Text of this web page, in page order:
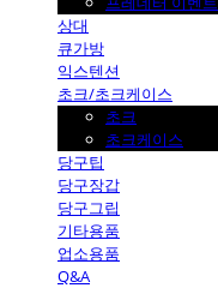
상대
큐가방
익스텐션
초크/초크케이스
초크
초크케이스
당구팁
당구장갑
당구그립
기타용품
업소용품
Q&A